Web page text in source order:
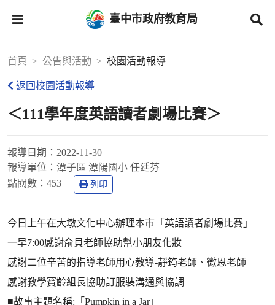
臺中市政府教育局
首頁 公告與活動 校園活動報導
返回校園活動報導
＜111學年度英語讀者劇場比賽＞
報導日期： 2022-11-30
報導單位： 潭子區 潭陽國小 任廷芬
點閱數： 453 列印
今日上午在大墩文化中心辦理本市「英語讀者劇場比賽」
一早7:00感謝俞貝老師協助幫小朋友化妝
感謝二位辛苦的指導老師用心教導-靜筠老師、微恩老師
感謝教學寶齡組長協助訂服裝溝通與協調
■故事主題名稱:「Pumpkin in a Jar」